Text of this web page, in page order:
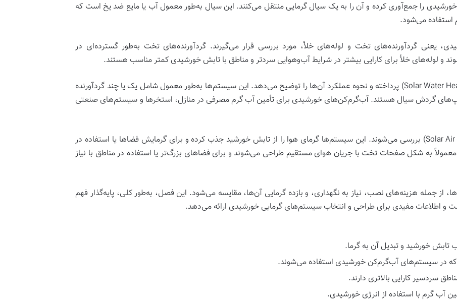
را جمع‌آوری کرده و آن را به یک سیال گرمایی منتقل می‌کنند. این سیال به‌طور معمول آب یا مایع ضد یخ است که
استفاده می‌شود.
یعنی گردآورنده‌های تخت و لوله‌های خلأ، مورد بررسی قرار می‌گیرند. گردآورنده‌های تخت به‌طور گسترده‌ای در
لوله‌های خلأ برای کارایی بیشتر در شرایط آب‌وهوایی سردتر و مناطق با تابش خورشیدی کمتر مناسب هستند.
پرداخته و نحوه عملکرد آن‌ها را توضیح می‌دهد. این سیستم‌ها به‌طور معمول شامل یک یا چند گردآورنده
گردش سیال هستند. آب‌گرم‌کن‌های خورشیدی برای تأمین آب گرم مصرفی در منازل، استخرها و سیستم‌های صنعتی
بررسی می‌شوند. این سیستم‌ها گرمای هوا را از تابش خورشید جذب کرده و برای گرمایش فضاها یا استفاده در
به شکل صفحات تخت با جریان هوای مستقیم طراحی می‌شوند و برای فضاهای بزرگ‌تر یا استفاده در مناطق با نیاز
از جمله هزینه‌های نصب، نیاز به نگهداری، و بازده گرمایی آن‌ها، مقایسه می‌شود. این فصل، به‌طور کلی، پایه‌گذار فهم
و اطلاعات مفیدی برای طراحی و انتخاب سیستم‌های گرمایی خورشیدی ارائه می‌دهد.
خورشید و تبدیل آن به گرما.
که در سیستم‌های آب‌گرم‌کن خورشیدی استفاده می‌شوند.
سردسیر کارایی بالاتری دارند.
آب گرم با استفاده از انرژی خورشیدی.